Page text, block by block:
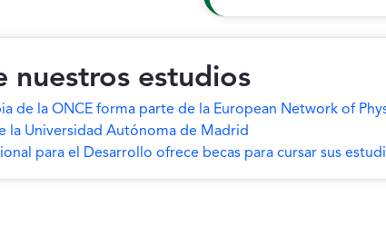
nuestros estudios
de la ONCE forma parte de la European Network of
la Universidad Autónoma de Madrid
para el Desarrollo ofrece becas para cursar sus